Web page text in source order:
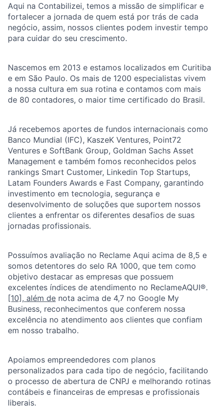
Aqui na Contabilizei, temos a missão de simplificar e
fortalecer a jornada de quem está por trás de cada
negócio, assim, nossos clientes podem investir tempo
para cuidar do seu crescimento.
Nascemos em 2013 e estamos localizados em Curitiba
e em São Paulo. Os mais de 1200 especialistas vivem
a nossa cultura em sua rotina e contamos com mais
de 80 contadores, o maior time certificado do Brasil.
Já recebemos aportes de fundos internacionais como
Banco Mundial (IFC), KaszeK Ventures, Point72
Ventures e SoftBank Group, Goldman Sachs Asset
Management e também fomos reconhecidos pelos
rankings Smart Customer, Linkedin Top Startups,
Latam Founders Awards e Fast Company, garantindo
investimento em tecnologia, segurança e
desenvolvimento de soluções que suportem nossos
clientes a enfrentar os diferentes desafios de suas
jornadas profissionais.
Possuímos avaliação no Reclame Aqui acima de 8,5 e
somos detentores do selo RA 1000, que tem como
objetivo destacar as empresas que possuem
excelentes índices de atendimento no ReclameAQUI®.
[10], além de nota acima de 4,7 no Google My
Business, reconhecimentos que conferem nossa
excelência no atendimento aos clientes que confiam
em nosso trabalho.
Apoiamos empreendedores com planos
personalizados para cada tipo de negócio, facilitando
o processo de abertura de CNPJ e melhorando rotinas
contábeis e financeiras de empresas e profissionais
liberais.